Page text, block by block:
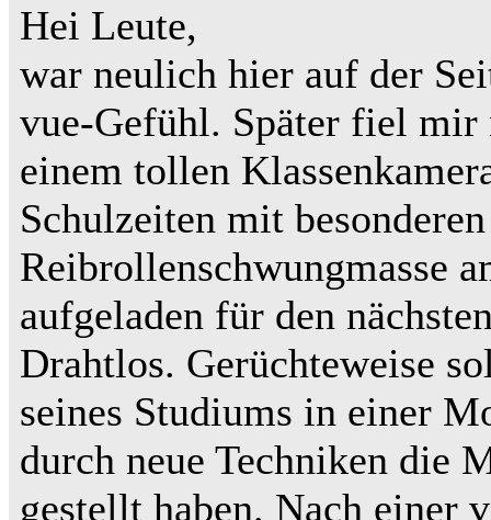
Hei Leute,
war neulich hier auf der
vue-Gefühl. Später fiel mir
einem tollen
Schulzeiten mit
Reibrollenschwungmasse
aufgeladen für den
Drahtlos. Gerüchteweise
seines Studiums in einer
durch neue Techniken die
gestellt haben. Nach einer